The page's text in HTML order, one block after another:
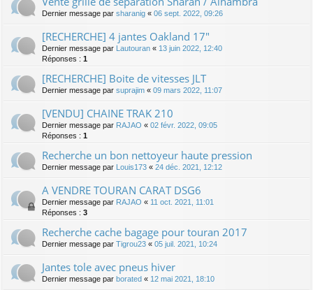
Dernier message par sharanig « 06 sept. 2022, 09:26
[RECHERCHE] 4 jantes Oakland 17"
Dernier message par Lautouran « 13 juin 2022, 12:40
Réponses : 1
[RECHERCHE] Boite de vitesses JLT
Dernier message par suprajim « 09 mars 2022, 11:07
[VENDU] CHAINE TRAK 210
Dernier message par RAJAO « 02 févr. 2022, 09:05
Réponses : 1
Recherche un bon nettoyeur haute pression
Dernier message par Louis173 « 24 déc. 2021, 12:12
A VENDRE TOURAN CARAT DSG6
Dernier message par RAJAO « 11 oct. 2021, 11:01
Réponses : 3
Recherche cache bagage pour touran 2017
Dernier message par Tigrou23 « 05 juil. 2021, 10:24
Jantes tole avec pneus hiver
Dernier message par borated « 12 mai 2021, 18:10